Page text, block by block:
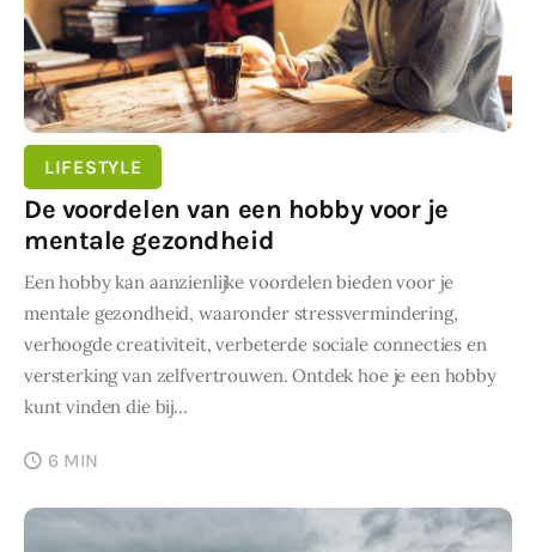
LIFESTYLE
De voordelen van een hobby voor je
mentale gezondheid
Een hobby kan aanzienlijke voordelen bieden voor je
mentale gezondheid, waaronder stressvermindering,
verhoogde creativiteit, verbeterde sociale connecties en
versterking van zelfvertrouwen. Ontdek hoe je een hobby
kunt vinden die bij…
6 MIN
SHARE POST